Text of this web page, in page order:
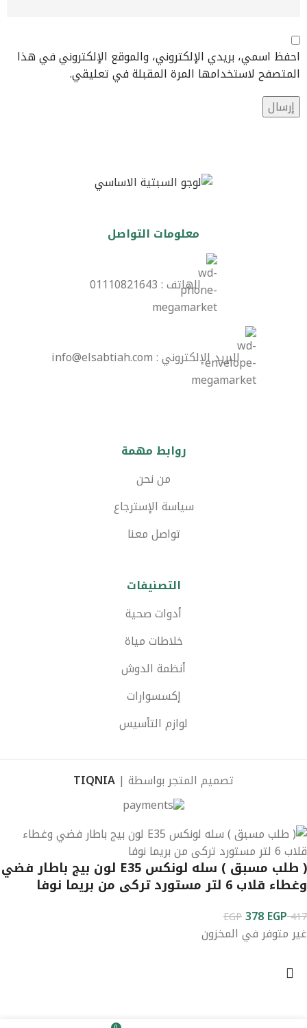
احفظ اسمي، بريدي الإلكتروني، والموقع الإلكتروني في هذا
المتصفح لاستخدامها المرة المقبلة في تعليقي.
معلومات التواصل
الهاتف : 01110821643
البريد الإلكتروني : info@elsabtiah.com
روابط مهمة
من نحن
سياسة الإسترجاع
تواصل معنا
التصنيفات
أدوات صحية
خلاطات مياة
أنظمة الدوش
إكسسوارات
لوازم التأسيس
تصميم المتجر بواسطة | TIQNIA
( طلب مسبق ) سله لونكس E35 لون بيج باطار فضي
وغطاء قلاب 6 لتر مستورد تركى من بريما نوفا
417
EGP378EGP
غير متوفر في المخزون